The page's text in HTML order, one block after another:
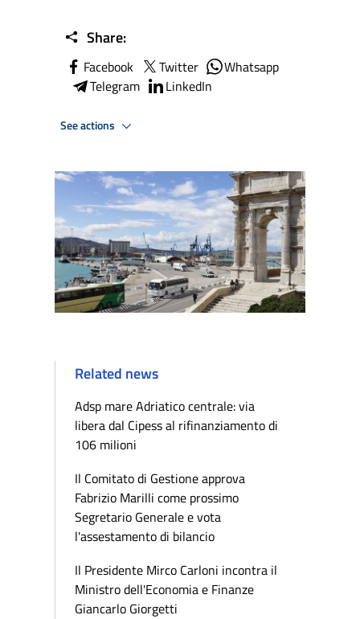
Share:
Facebook Twitter
Whatsapp
Telegram
LinkedIn
See actions
Related news
Adsp mare Adriatico centrale: via
libera dal Cipess al rifinanziamento di
106 milioni
Il Comitato di Gestione approva
Fabrizio Marilli come prossimo
Segretario Generale e vota
l'assestamento di bilancio
Il Presidente Mirco Carloni incontra il
Ministro dell'Economia e Finanze
Giancarlo Giorgetti